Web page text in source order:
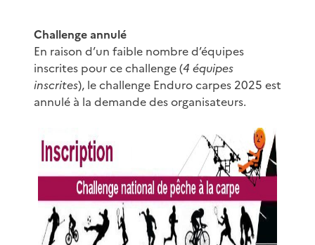
Challenge annulé
En raison d’un faible nombre d’équipes
inscrites pour ce challenge (4 équipes
inscrites), le challenge Enduro carpes 2025 est
annulé à la demande des organisateurs.